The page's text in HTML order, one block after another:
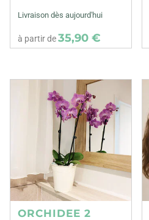
Livraison dès aujourd'hui
à partir de35,90 €
ORCHIDEE 2